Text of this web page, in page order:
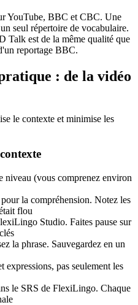
YouTube, BBC et CBC. Une
seul répertoire de vocabulaire.
Talk est de la même qualité que
reportage BBC.
: de la vidéo
le contexte et minimise les
niveau (vous comprenez environ
la compréhension. Notez les
flou
Studio. Faites pause sur
la phrase. Sauvegardez en un
pas seulement les
le SRS de FlexiLingo. Chaque